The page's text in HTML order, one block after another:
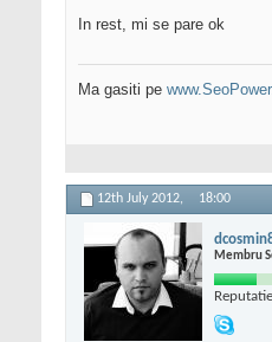
In rest, mi se pare ok
Ma gasiti pe
12th July 2012, 18:00
Membru